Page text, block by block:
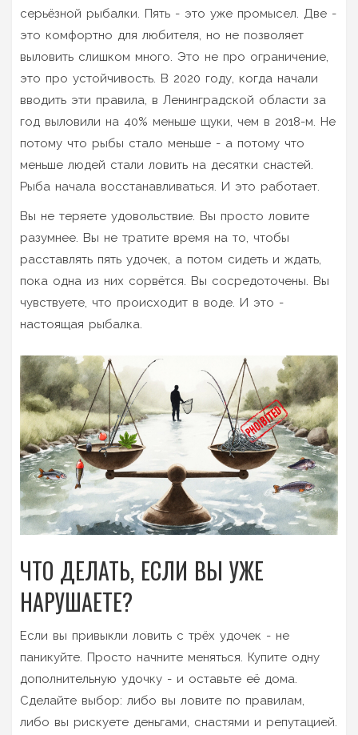
серьёзной рыбалки. Пять - это уже промысел. Две -
это комфортно для любителя, но не позволяет
выловить слишком много. Это не про ограничение,
это про устойчивость. В 2020 году, когда начали
вводить эти правила, в Ленинградской области за
год выловили на 40% меньше щуки, чем в 2018-м. Не
потому что рыбы стало меньше - а потому что
меньше людей стали ловить на десятки снастей.
Рыба начала восстанавливаться. И это работает.
Вы не теряете удовольствие. Вы просто ловите
разумнее. Вы не тратите время на то, чтобы
расставлять пять удочек, а потом сидеть и ждать,
пока одна из них сорвётся. Вы сосредоточены. Вы
чувствуете, что происходит в воде. И это -
настоящая рыбалка.
ЧТО ДЕЛАТЬ, ЕСЛИ ВЫ УЖЕ
НАРУШАЕТЕ?
Если вы привыкли ловить с трёх удочек - не
паникуйте. Просто начните меняться. Купите одну
дополнительную удочку - и оставьте её дома.
Сделайте выбор: либо вы ловите по правилам,
либо вы рискуете деньгами, снастями и репутацией.